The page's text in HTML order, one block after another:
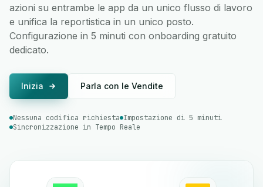
azioni su entrambe le app da un unico flusso di lavoro
e unifica la reportistica in un unico posto.
Configurazione in 5 minuti con onboarding gratuito
dedicato.
Inizia Parla con le Vendite
Nessuna codifica richiesta Impostazione di 5 minuti
Sincronizzazione in Tempo Reale